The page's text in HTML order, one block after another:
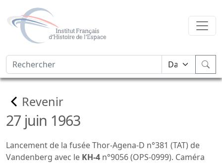
Revenir
27 juin 1963
Lancement de la fusée Thor-Agena-D n°381 (TAT) de
Vandenberg avec le KH-4 n°9056 (OPS-0999). Caméra